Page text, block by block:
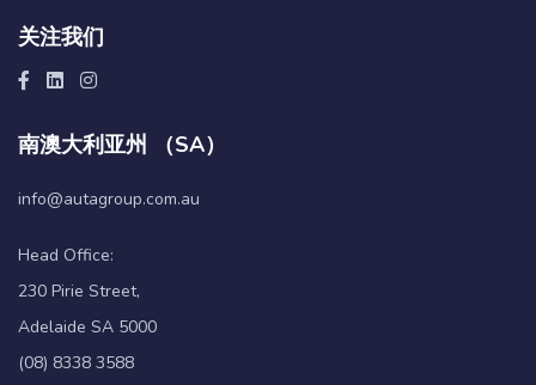
关注我们
南澳大利亚州 （SA）
info@autagroup.com.au
Head Office:
230 Pirie Street,
Adelaide SA 5000
(08) 8338 3588